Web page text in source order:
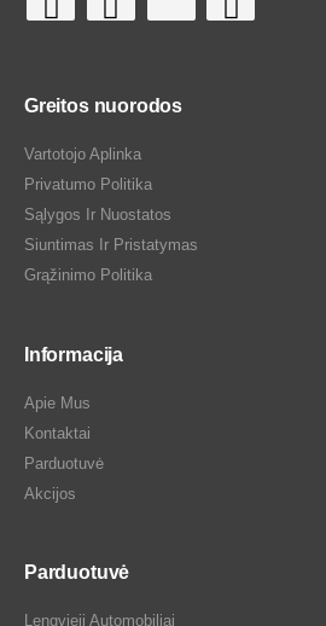
Greitos nuorodos
Vartotojo Aplinka
Privatumo Politika
Sąlygos Ir Nuostatos
Siuntimas Ir Pristatymas
Grąžinimo Politika
Informacija
Apie Mus
Kontaktai
Parduotuvė
Akcijos
Parduotuvė
Lengvieji Automobiliai